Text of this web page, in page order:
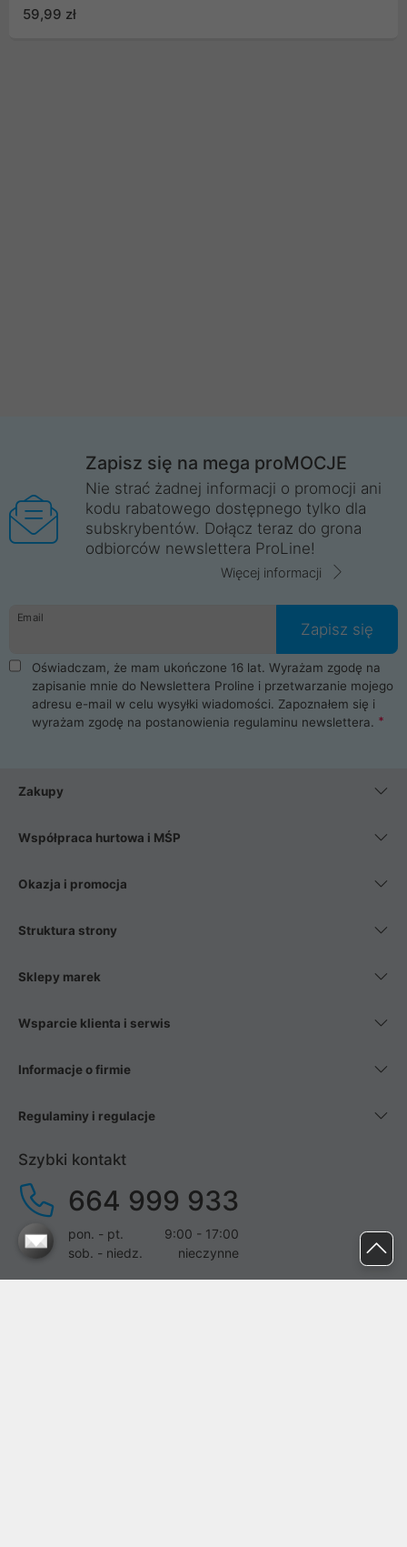
NC-109
59,99 zł
Zapisz się na mega proMOCJE
Nie strać żadnej informacji o promocji ani
kodu rabatowego dostępnego tylko dla
subskrybentów. Dołącz teraz do grona
odbiorców newslettera ProLine!
Więcej informacji
Email
Zapisz się
Oświadczam, że mam ukończone 16 lat. Wyrażam zgodę na
zapisanie mnie do Newslettera Proline i przetwarzanie mojego
adresu e-mail w celu wysyłki wiadomości. Zapoznałem się i
wyrażam zgodę na postanowienia regulaminu newslettera.
Zakupy
Współpraca hurtowa i MŚP
Okazja i promocja
Struktura strony
Sklepy marek
Wsparcie klienta i serwis
Informacje o firmie
Regulaminy i regulacje
Szybki kontakt
664 999 933
pon. - pt.
9:00 - 17:00
sob. - niedz.
nieczynne